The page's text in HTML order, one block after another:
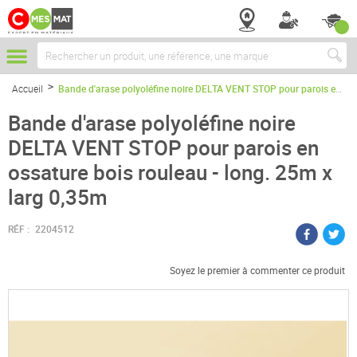
Chercher
Accueil Bande d'arase polyoléfine noire DELTA VENT STOP pour parois en ossature bois rouleau - long. 25m x larg 0,35m
Bande d'arase polyoléfine noire
DELTA VENT STOP pour parois en
ossature bois rouleau - long. 25m x
larg 0,35m
RÉF : 2204512
Soyez le premier à commenter ce produit
Passer
la